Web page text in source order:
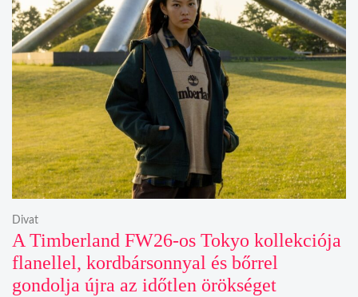
A Timberland FW26-os Tokyo kollekciója
flanellel, kordbársonnyal és bőrrel
gondolja újra az időtlen örökséget
Divat